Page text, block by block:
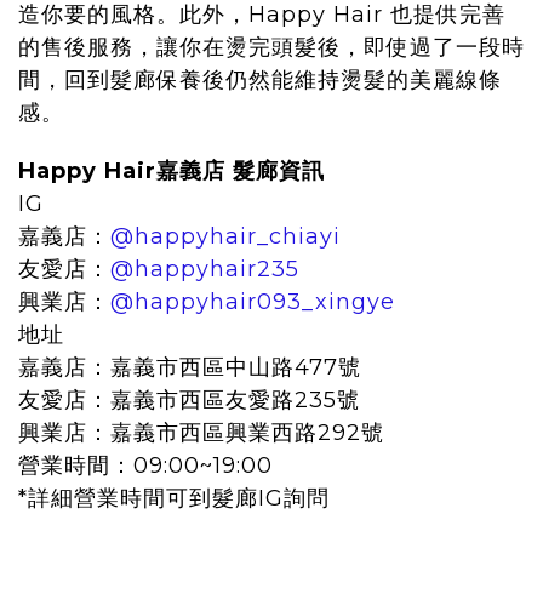
造你要的風格。此外，Happy Hair 也提供完善
的售後服務，讓你在燙完頭髮後，即使過了一段時
間，回到髮廊保養後仍然能維持燙髮的美麗線條
感。
Happy Hair嘉義店 髮廊資訊
IG
嘉義店： @happyhair_chiayi
友愛店： @happyhair235
興業店： @happyhair093_xingye
地址
嘉義店：嘉義市西區中山路477號
友愛店：嘉義市西區友愛路235號
興業店：嘉義市西區興業西路292號
營業時間：09:00~19:00
*詳細營業時間可到髮廊IG詢問